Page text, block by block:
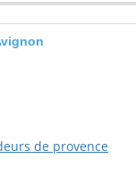
de provence